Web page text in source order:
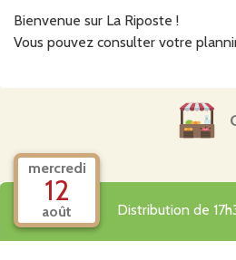
Bienvenue sur La Riposte !
Vous pouvez consulter votre
mercredi
12
août Distribution de